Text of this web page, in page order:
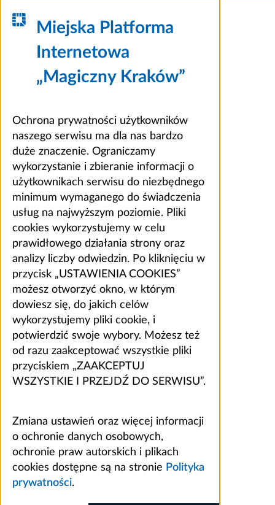
Miejska Platforma
Internetowa
„Magiczny Kraków”
Ochrona prywatności użytkowników
naszego serwisu ma dla nas bardzo
duże znaczenie. Ograniczamy
wykorzystanie i zbieranie informacji o
użytkownikach serwisu do niezbędnego
minimum wymaganego do świadczenia
usług na najwyższym poziomie. Pliki
cookies wykorzystujemy w celu
prawidłowego działania strony oraz
analizy liczby odwiedzin. Po kliknięciu w
przycisk „USTAWIENIA COOKIES”
możesz otworzyć okno, w którym
dowiesz się, do jakich celów
wykorzystujemy pliki cookie, i
potwierdzić swoje wybory. Możesz też
od razu zaakceptować wszystkie pliki
przyciskiem „ZAAKCEPTUJ
WSZYSTKIE I PRZEJDŹ DO SERWISU”.
Zmiana ustawień oraz więcej informacji
o ochronie danych osobowych,
ochronie praw autorskich i plikach
cookies dostępne są na stronie Polityka
prywatności.